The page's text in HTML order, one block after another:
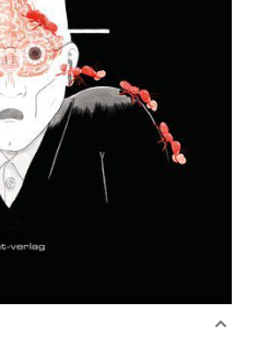
01.09.2019
220 Seiten
ISBN: 978-3-96445-
016-6